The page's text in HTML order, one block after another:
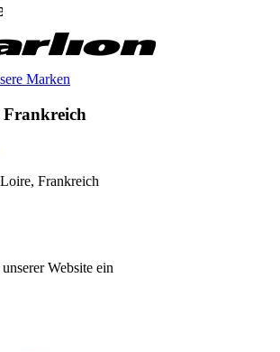
Marken
Frankreich
Website ein